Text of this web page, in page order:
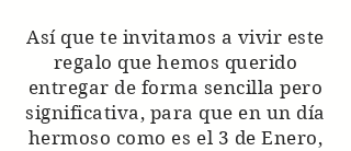
Así que te invitamos a vivir este
regalo que hemos querido
entregar de forma sencilla pero
significativa, para que en un día
hermoso como es el 3 de Enero,